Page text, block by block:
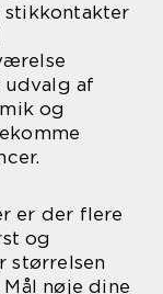
stikkontakter
af
og
er der flere
og
størrelsen
nøje dine